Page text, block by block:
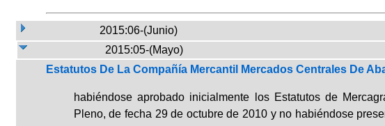
2015:06-(Junio)
2015:05-(Mayo)
Estatutos De La Compañía Mercantil Mercados Centrales De
habiéndose aprobado inicialmente los Estatutos de
Pleno, de fecha 29 de octubre de 2010 y no habiéndose